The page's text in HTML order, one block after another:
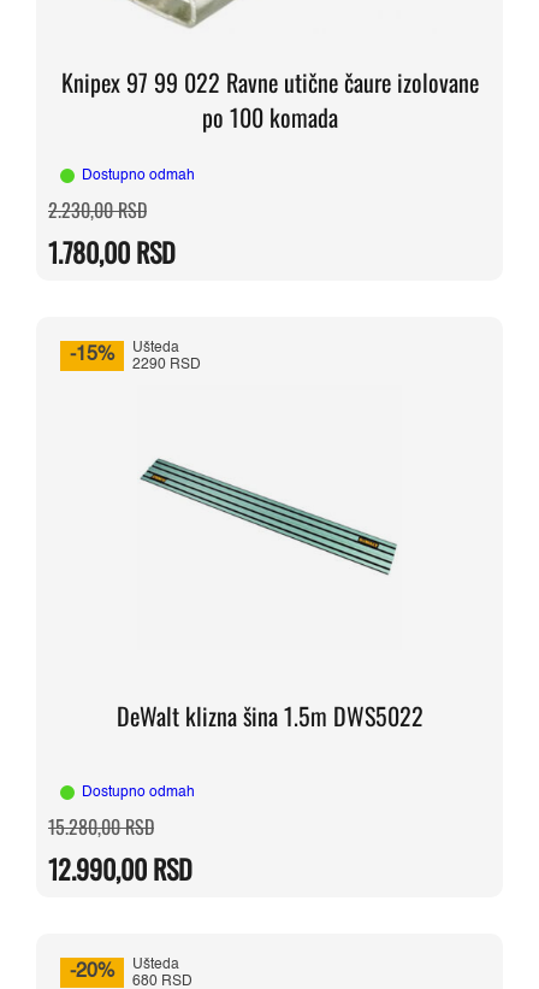
Knipex 97 99 022 Ravne utične čaure izolovane
po 100 komada
Dostupno odmah
2.230,00RSDOriginalna
cena
bila:
2.230,00 RSD.
1.780,00RSD
Trenutna
cena
1.780,00 RSD.
-15%
Ušteda
2290 RSD
DeWalt klizna šina 1.5m DWS5022
Dostupno odmah
15.280,00RSDOriginalna
cena
bila:
15.280,00 RSD.
12.990,00RSD
Trenutna
cena
12.990,00 RSD.
-20%
Ušteda
680 RSD